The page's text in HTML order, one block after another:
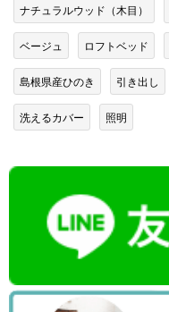
ナチュラルウッド（木目）
ベージュ ロフトベッド
島根県産ひのき 引き出し
洗えるカバー 照明